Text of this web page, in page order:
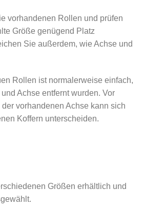
vorhandenen Rollen und prüfen
Größe genügend Platz
Sie außerdem, wie Achse und
Rollen ist normalerweise einfach,
Achse entfernt wurden. Vor
vorhandenen Achse kann sich
Koffern unterscheiden.
Größen erhältlich und